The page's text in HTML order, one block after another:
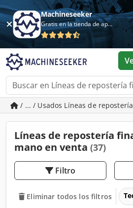
Machineseeker
Gratis en la tienda de aplicaciones
/ ... / Usados Líneas de
Líneas de repostería
mano en venta (37)
Filtro
Eliminar todos los filtros